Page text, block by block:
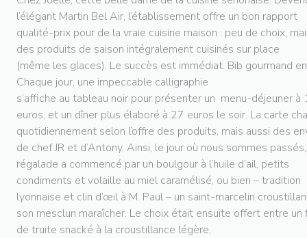
l’élégant Martin Bel Air, l’établissement offre un bon rapport
qualité-prix pour de la vraie cuisine maison : peu de choix,
des produits de saison intégralement cuisinés sur place
(même les glaces). Le succès est immédiat. Bib gourmand
Chaque jour, une impeccable calligraphie
s’affiche au tableau noir pour présenter un menu-déjeuner à
euros, et un dîner plus élaboré à 27 euros le soir. La carte
quotidiennement selon l’offre des produits, mais aussi des
de chef JR et d’Antony. Ainsi, le jour où nous sommes
régalade a commencé par un boulgour à l’huile d’ail, petits
condiments et volaille au miel caramélisé, ou bien – tradition
lyonnaise et clin d’œil à M. Paul – un saint-marcelin
son mesclun maraîcher. Le choix était ensuite offert entre
de truite snacké à la croustillance légère,